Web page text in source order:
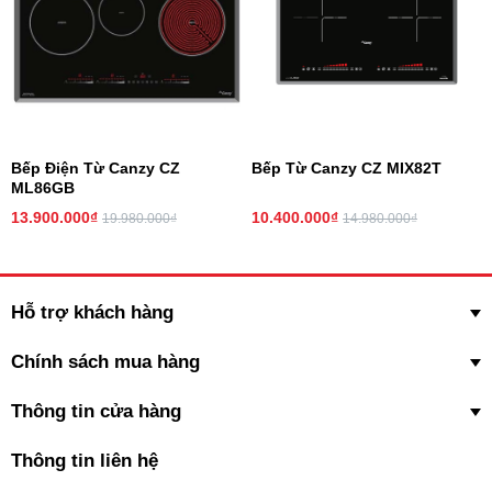
năng
Booster Max
Nhiệt độ
60℃ - 240℃, điều chỉnh một cách chính xác và dễ
Bảo hành
3 năm
Lí do nên sử dụng
Với các tính năng và thông số kỹ thuật đáng chú ý như vậy,
Bếp Điện Từ Canzy CZ
ML86GB
13.900.000₫ 19.980.000₫
Bếp Từ Canzy CZ MIX82T
10.400.000₫ 14.980.000₫
Hỗ trợ khách hàng
Chính sách mua hàng
Thông tin cửa hàng
Thông tin liên hệ